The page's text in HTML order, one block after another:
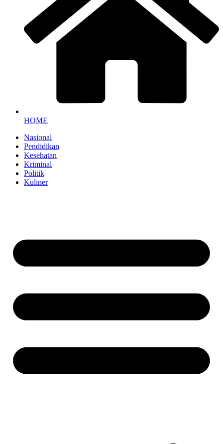
HOME
Nasional
Pendidikan
Kesehatan
Kriminal
Politik
Kuliner